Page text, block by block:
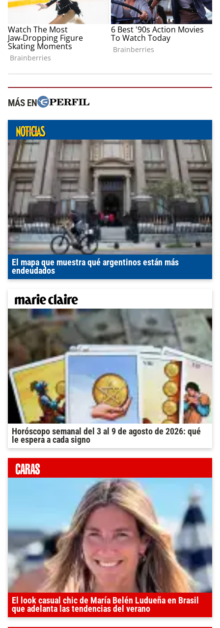
MÁS EN
El mapa que muestra qué argentinos están más
endeudados
Horóscopo semanal del 3 al 9 de agosto de 2026: qué
le espera a cada signo
El look casual chic de María Belén Ludueña en Brasil
que adelanta las tendencias del verano